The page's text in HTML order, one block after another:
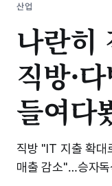
산업
나란히
직방·
들여다
직방 "IT 지출 확대
매출 감소"…승자